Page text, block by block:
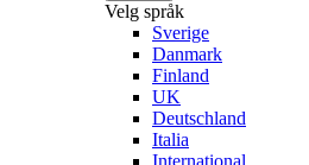
Velg språk
Sverige
Danmark
Finland
UK
Deutschland
Italia
International